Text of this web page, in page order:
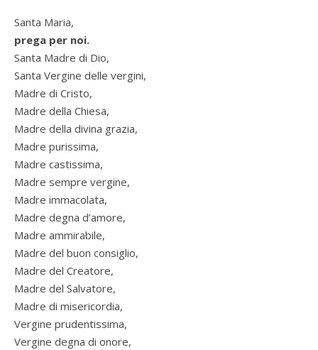
Santa Maria,
prega per noi.
Santa Madre di Dio,
Santa Vergine delle vergini,
Madre di Cristo,
Madre della Chiesa,
Madre della divina grazia,
Madre purissima,
Madre castissima,
Madre sempre vergine,
Madre immacolata,
Madre degna d’amore,
Madre ammirabile,
Madre del buon consiglio,
Madre del Creatore,
Madre del Salvatore,
Madre di misericordia,
Vergine prudentissima,
Vergine degna di onore,